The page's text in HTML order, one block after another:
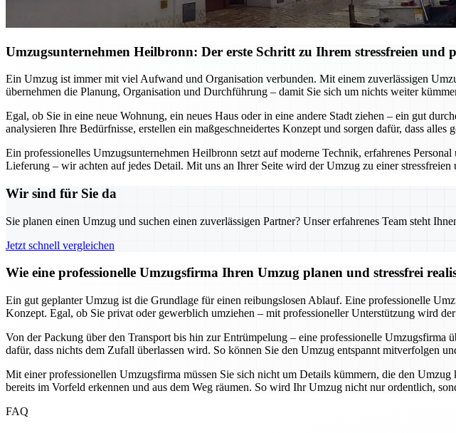
Umzugsunternehmen Heilbronn: Der erste Schritt zu Ihrem stressfreien und
Ein Umzug ist immer mit viel Aufwand und Organisation verbunden. Mit einem zuverlässigen
übernehmen die Planung, Organisation und Durchführung – damit Sie sich um nichts weiter
Egal, ob Sie in eine neue Wohnung, ein neues Haus oder in eine andere Stadt ziehen – ein gut
analysieren Ihre Bedürfnisse, erstellen ein maßgeschneidertes Konzept und sorgen dafür, dass
Ein professionelles Umzugsunternehmen Heilbronn setzt auf moderne Technik, erfahrenes
Lieferung – wir achten auf jedes Detail. Mit uns an Ihrer Seite wird der Umzug zu einer
Wir sind für Sie da
Sie planen einen Umzug und suchen einen zuverlässigen Partner? Unser erfahrenes Team steht
Jetzt schnell vergleichen
Wie eine professionelle Umzugsfirma Ihren Umzug planen und stressfrei
Ein gut geplanter Umzug ist die Grundlage für einen reibungslosen Ablauf. Eine professionelle
Konzept. Egal, ob Sie privat oder gewerblich umziehen – mit professioneller Unterstützung wird
Von der Packung über den Transport bis hin zur Entrümpelung – eine professionelle Umzugsfirma
dafür, dass nichts dem Zufall überlassen wird. So können Sie den Umzug entspannt mitverfolgen
Mit einer professionellen Umzugsfirma müssen Sie sich nicht um Details kümmern, die den
bereits im Vorfeld erkennen und aus dem Weg räumen. So wird Ihr Umzug nicht nur ordentlich,
FAQ